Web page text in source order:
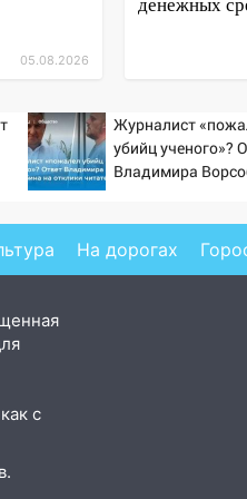
05.08.2026
денежных
Журналист
убийц ученого»?
Владимира
На дорогах
с